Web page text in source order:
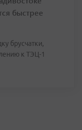
быстрее
брусчатки,
к ТЭЦ-1